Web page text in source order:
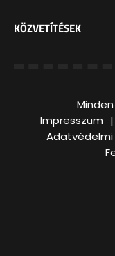
KÖZVETÍTÉSEK
Impresszum